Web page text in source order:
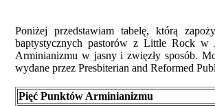
Poniżej przedstawiam tabelę, którą
baptystycznych pastorów z Little Rock
Arminianizmu w jasny i zwięzły sposób.
wydane przez Presbiterian and Reformed
Pięć Punktów Arminianizmu